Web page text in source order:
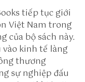
tiếp tục giới
Việt Nam trong
của bộ sách này.
kinh tế làng
thương
sự nghiệp đấu